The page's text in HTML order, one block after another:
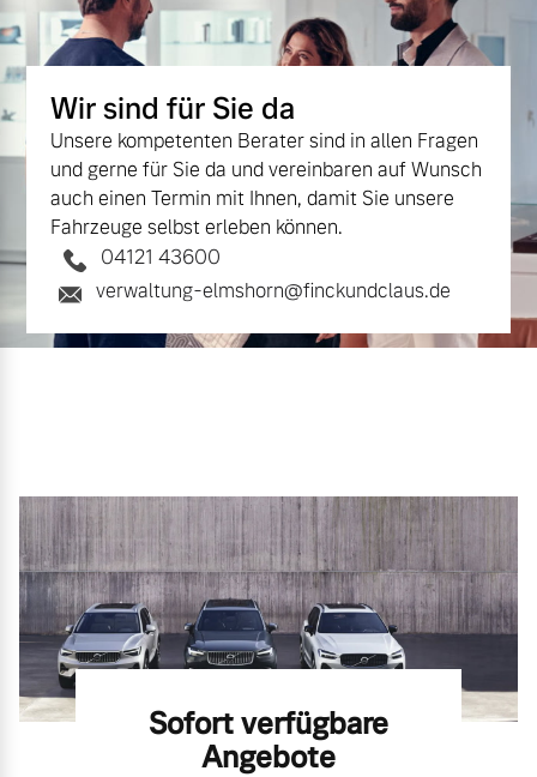
Fahrzeug konfigurieren
Sofort verfügbare Fahrzeuge
Gebrauchtwagen
Jetzt kennenlernen
Mehr erfahren
Volvo Winter- und
Sommer Kompletträder.
direkt an.
Mehr erfahren
Entdecken Sie unsere
saisonalen Angebote.
Finanzierung & Leasing
Versicherung
Wir sind für Sie da
Unsere kompetenten Berater sind in allen Fragen
und gerne für Sie da und vereinbaren auf Wunsch
auch einen Termin mit Ihnen, damit Sie unsere
Fahrzeuge selbst erleben können.
04121 43600
verwaltung-elmshorn@finckundclaus.de
Sofort verfügbare
Angebote